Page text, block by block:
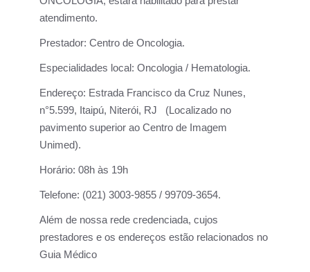
atendimento.
Prestador: Centro de Oncologia.
Especialidades local: Oncologia / Hematologia.
Endereço: Estrada Francisco da Cruz Nunes,
n°5.599, Itaipú, Niterói, RJ (Localizado no
pavimento superior ao Centro de Imagem
Unimed).
Horário: 08h às 19h
Telefone: (021) 3003-9855 / 99709-3654.
Além de nossa rede credenciada, cujos
prestadores e os endereços estão relacionados no
Guia Médico